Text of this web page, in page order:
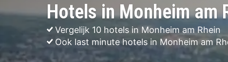
Hotels in Monheim am
Vergelijk 10 hotels in Monheim am Rhein
Ook last minute hotels in Monheim am